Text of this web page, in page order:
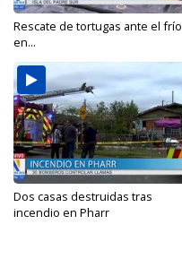
Rescate de tortugas ante el frío
en...
Dos casas destruidas tras
incendio en Pharr